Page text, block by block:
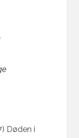
Døden i